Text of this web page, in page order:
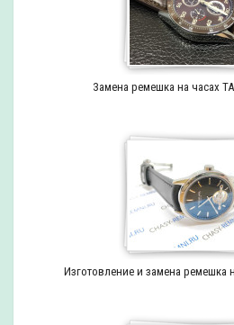
Замена ремешка на часах
Изготовление и замена ремешка